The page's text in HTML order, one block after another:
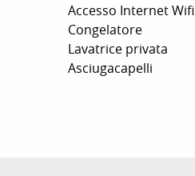
Accesso Internet Wifi
Congelatore
Lavatrice privata
Asciugacapelli